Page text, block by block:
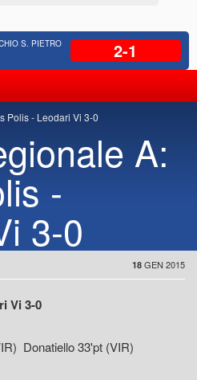
S. PIETRO 2-1
Polis - Leodari Vi 3-0
A:
-
3-0
18 GEN 2015
Vi 3-0
Donatiello 33'pt (VIR)